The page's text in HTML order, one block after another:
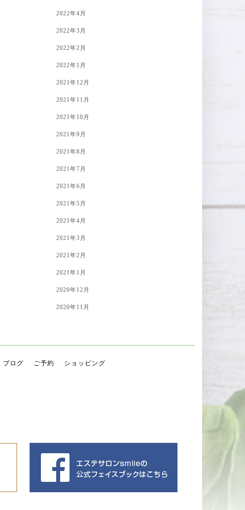
2022年4月
2022年3月
2022年2月
2022年1月
2021年12月
2021年11月
2021年10月
2021年9月
2021年8月
2021年7月
2021年6月
2021年5月
2021年4月
2021年3月
2021年2月
2021年1月
2020年12月
2020年11月
ブログ ご予約 ショッピング